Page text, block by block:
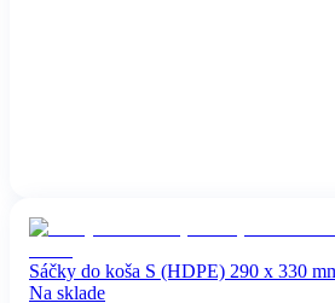
Sáčky do koša S (HDPE) 290 x 330
Na sklade